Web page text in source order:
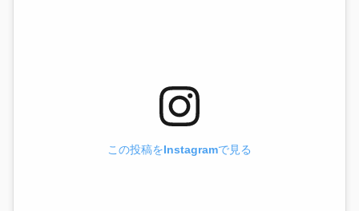
この投稿をInstagramで見る